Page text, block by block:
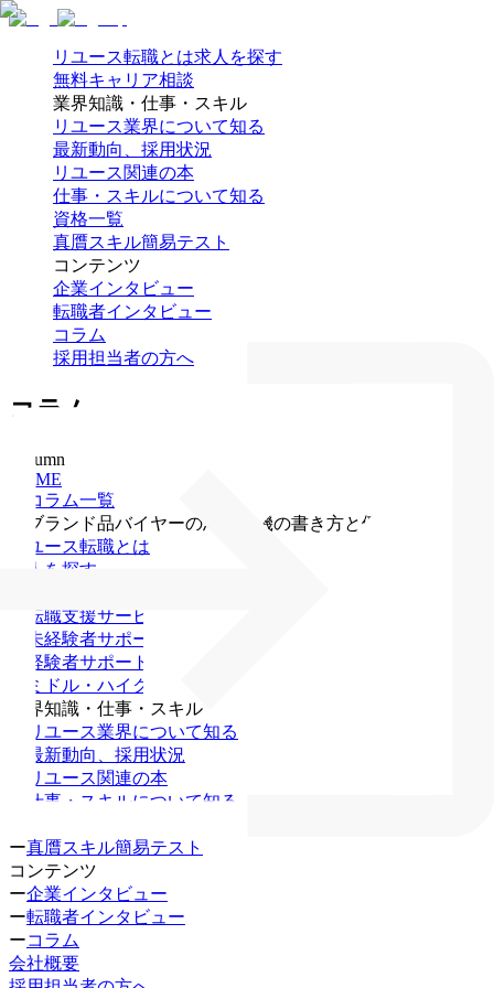
リユース転職とは求人を探す
無料キャリア相談
業界知識・仕事・スキル
リユース業界について知る
最新動向、採用状況
リユース関連の本
仕事・スキルについて知る
資格一覧
真贋スキル簡易テスト
コンテンツ
企業インタビュー
転職者インタビュー
コラム
採用担当者の方へ
コラム
Column
HOME
コラム一覧
ブランド品バイヤーの志望動機の書き方と例文
リユース転職とは
求人を探す
転職支援サービス
未経験者サポート
経験者サポート
ミドル・ハイクラス
業界知識・仕事・スキル
リユース業界について知る
最新動向、採用状況
リユース関連の本
仕事・スキルについて知る
ー真贋スキル簡易テスト
コンテンツ
ー企業インタビュー
ー転職者インタビュー
ーコラム
会社概要